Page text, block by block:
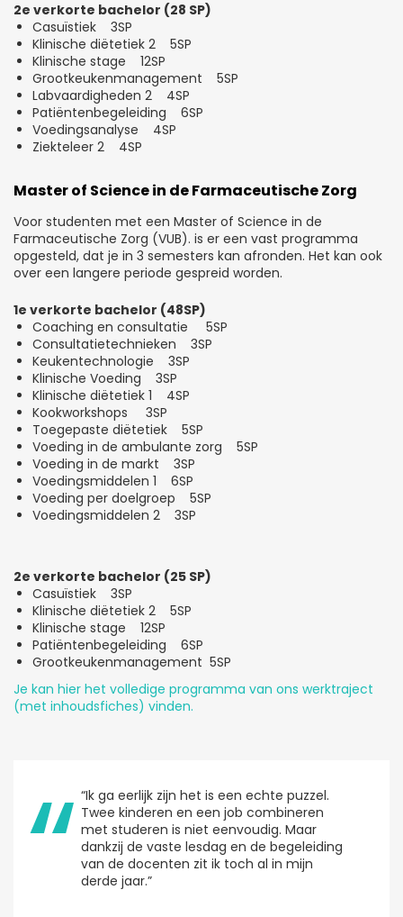
2e verkorte bachelor (28 SP)
Casuïstiek 3SP
Klinische diëtetiek 2 5SP
Klinische stage 12SP
Grootkeukenmanagement 5SP
Labvaardigheden 2 4SP
Patiëntenbegeleiding 6SP
Voedingsanalyse 4SP
Ziekteleer 2 4SP
Master of Science in de Farmaceutische Zorg
Voor studenten met een Master of Science in de
Farmaceutische Zorg (VUB). is er een vast programma
opgesteld, dat je in 3 semesters kan afronden. Het kan ook
over een langere periode gespreid worden.
1e verkorte bachelor (48SP)
Coaching en consultatie 5SP
Consultatietechnieken 3SP
Keukentechnologie 3SP
Klinische Voeding 3SP
Klinische diëtetiek 1 4SP
Kookworkshops 3SP
Toegepaste diëtetiek 5SP
Voeding in de ambulante zorg 5SP
Voeding in de markt 3SP
Voedingsmiddelen 1 6SP
Voeding per doelgroep 5SP
Voedingsmiddelen 2 3SP
2e verkorte bachelor (25 SP)
Casuïstiek 3SP
Klinische diëtetiek 2 5SP
Klinische stage 12SP
Patiëntenbegeleiding 6SP
Grootkeukenmanagement 5SP
Je kan hier het volledige programma van ons werktraject
(met inhoudsfiches) vinden.
“Ik ga eerlijk zijn het is een echte puzzel.
Twee kinderen en een job combineren
met studeren is niet eenvoudig. Maar
dankzij de vaste lesdag en de begeleiding
van de docenten zit ik toch al in mijn
derde jaar.”